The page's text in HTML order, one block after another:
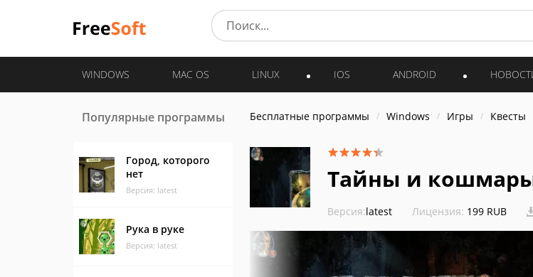
WINDOWS MAC OS LINUX IOS ANDROID
Популярные программы
Город, которого
нет
Версия: latest
Рука в руке
Версия: latest
Бесплатные программы Windows Игры Квесты
Тайны и
Версия:latest Лицензия: 199 RUB